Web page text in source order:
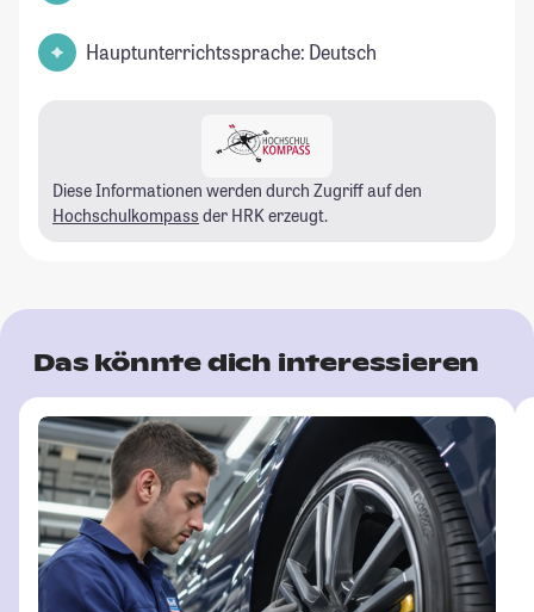
Hauptunterrichtssprache: Deutsch
Diese Informationen werden durch Zugriff auf den
Hochschulkompass der HRK erzeugt.
Das könnte dich interessieren